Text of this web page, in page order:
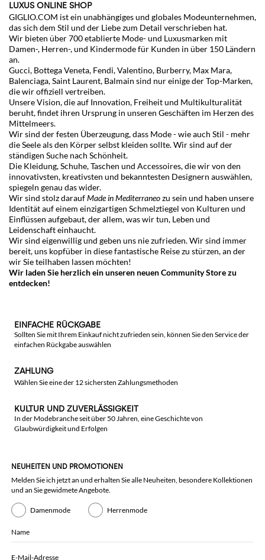
LUXUS ONLINE SHOP
GIGLIO.COM ist ein unabhängiges und globales Modeunternehmen,
das sich dem Stil und der Liebe zum Detail verschrieben hat.
Wir bieten über 700 etablierte Mode- und Luxusmarken mit
Damen-, Herren-, und Kindermode für Kunden in über 150 Ländern
an.
Gucci, Bottega Veneta, Fendi,Valentino, Burberry, Max Mara,
Balenciaga,Saint Laurent, Balmain sind nur einige der Top-Marken,
die wir offiziell vertreiben.
Unsere Vision, die auf Innovation, Freiheit und Multikulturalität
beruht, findet ihren Ursprung in unseren Geschäften im Herzen des
Mittelmeers.
Wir sind der festen Überzeugung, dass Mode - wie auch Stil - mehr
die Seele als den Körper selbst kleiden sollte. Wir sind auf der
ständigen Suche nach Schönheit.
Die Kleidung, Schuhe, Taschen und Accessoires, die wir von den
innovativsten, kreativsten und bekanntesten Designern auswählen,
spiegeln genau das wider.
Wir sind stolz daraufMade in Mediterraneozu sein und haben unsere
Identität auf einem einzigartigen Schmelztiegel von Kulturen und
Einflüssen aufgebaut, der allem, was wir tun, Leben und
Leidenschaft einhaucht.
Wir sind eigenwillig und geben uns nie zufrieden. Wir sind immer
bereit, uns kopfüber in diese fantastische Reise zu stürzen, an der
wir Sie teilhaben lassen möchten!
Wir laden Sie herzlich ein unseren neuenCommunity Storezu
entdecken!
EINFACHE RÜCKGABE
Sollten Sie mit Ihrem Einkauf nicht zufrieden sein, können Sie den Service der
einfachen Rückgabe auswählen
ZAHLUNG
Wählen Sie eine der 12 sichersten Zahlungsmethoden
KULTUR UND ZUVERLÄSSIGKEIT
In der Modebranche seit über 50 Jahren, eine Geschichte von
Glaubwürdigkeit und Erfolgen
NEUHEITEN UND PROMOTIONEN
Melden Sie ich jetzt an und erhalten Sie alle Neuheiten, besondere Kollektionen
und an Sie gewidmete Angebote.
Damenmode Herrenmode
Name
E-Mail-Adresse